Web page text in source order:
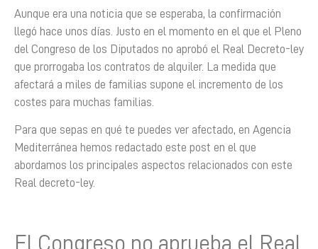
Aunque era una noticia que se esperaba, la confirmación
llegó hace unos días. Justo en el momento en el que el Pleno
del Congreso de los Diputados no aprobó el Real Decreto-ley
que prorrogaba los contratos de alquiler. La medida que
afectará a miles de familias supone el incremento de los
costes para muchas familias.
Para que sepas en qué te puedes ver afectado, en Agencia
Mediterránea hemos redactado este post en el que
abordamos los principales aspectos relacionados con este
Real decreto-ley.
El Congreso no aprueba el Real